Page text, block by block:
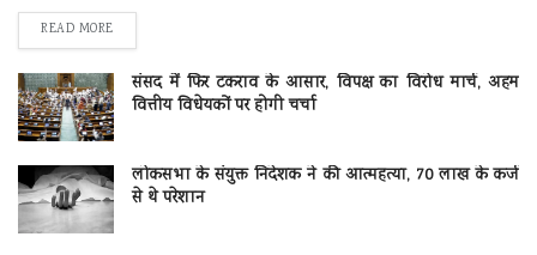
READ MOREDETAILS
संसद में फिर टकराव के आसार, विपक्ष का विरोध मार्च, अहम
वित्तीय विधेयकों पर होगी चर्चा
लोकसभा के संयुक्त निदेशक ने की आत्महत्या, 70 लाख के कर्ज
से थे परेशान